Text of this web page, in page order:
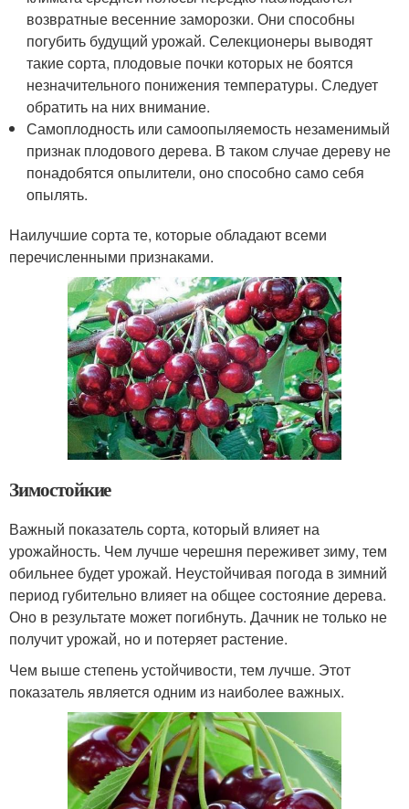
возвратные весенние заморозки. Они способны
погубить будущий урожай. Селекционеры выводят
такие сорта, плодовые почки которых не боятся
незначительного понижения температуры. Следует
обратить на них внимание.
Самоплодность или самоопыляемость незаменимый
признак плодового дерева. В таком случае дереву не
понадобятся опылители, оно способно само себя
опылять.
Наилучшие сорта те, которые обладают всеми
перечисленными признаками.
Зимостойкие
Важный показатель сорта, который влияет на
урожайность. Чем лучше черешня переживет зиму, тем
обильнее будет урожай. Неустойчивая погода в зимний
период губительно влияет на общее состояние дерева.
Оно в результате может погибнуть. Дачник не только не
получит урожай, но и потеряет растение.
Чем выше степень устойчивости, тем лучше. Этот
показатель является одним из наиболее важных.